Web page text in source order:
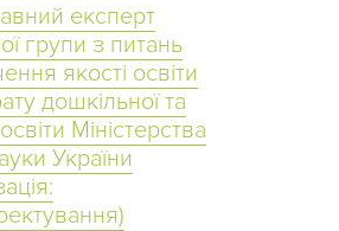
експерт
групи з питань
якості освіти
дошкільної та
Міністерства
України